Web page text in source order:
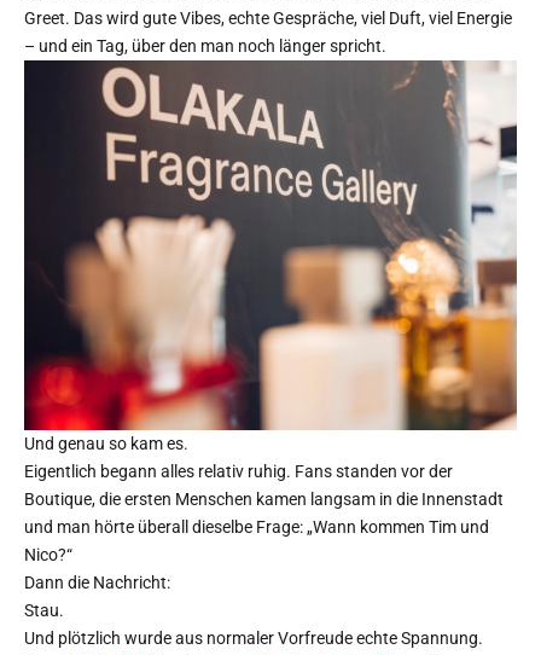
Greet. Das wird gute Vibes, echte Gespräche, viel Duft, viel Energie
– und ein Tag, über den man noch länger spricht.
Und genau so kam es.
Eigentlich begann alles relativ ruhig. Fans standen vor der
Boutique, die ersten Menschen kamen langsam in die Innenstadt
und man hörte überall dieselbe Frage: „Wann kommen Tim und
Nico?“
Dann die Nachricht:
Stau.
Und plötzlich wurde aus normaler Vorfreude echte Spannung.